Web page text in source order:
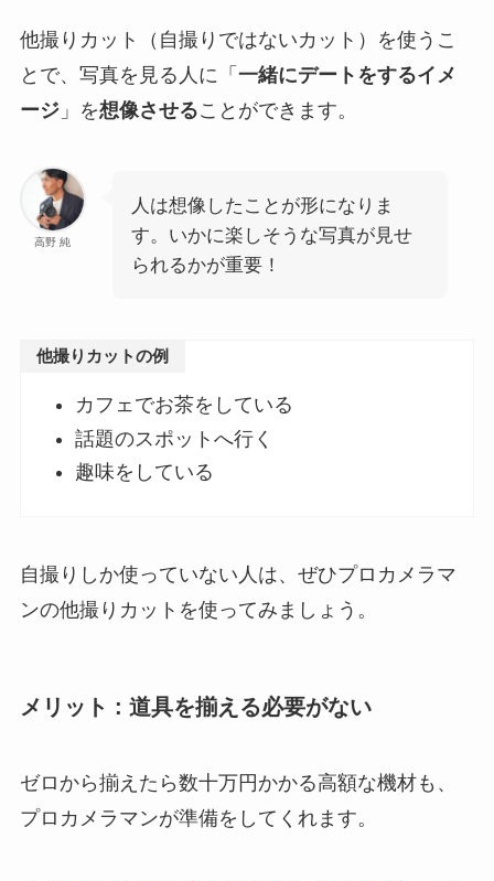
他撮りカット（自撮りではないカット）を使うこ
とで、写真を見る人に「 一緒にデートをするイメ
ージ」を想像させることができます。
高野 純
人は想像したことが形になりま
す。いかに楽しそうな写真が見せ
られるかが重要！
他撮りカットの例
カフェでお茶をしている
話題のスポットへ行く
趣味をしている
自撮りしか使っていない人は、ぜひプロカメラマ
ンの他撮りカットを使ってみましょう。
メリット : 道具を揃える必要がない
ゼロから揃えたら数十万円かかる高額な機材も、
プロカメラマンが準備をしてくれます。